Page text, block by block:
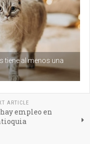
tiene al menos una
ARTICLE
empleo en